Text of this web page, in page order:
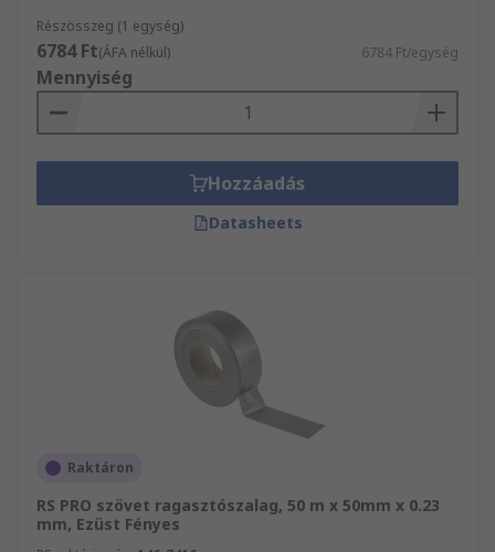
fóliával rendelkező kis tömegű
ragasztóanyag. Ez a szalag ideális olyan
ritka munkákhoz, ahol a hosszú élettartam
nem jelent problémát.
erősebb anyagból készült, keményebb
külső réteggel és vastagabb ragasztóva
rendelkezik. Ez a ragasztószalag
Professzionális minőségű ragasztószalag
: Ezek a nagyobb szilárdság, tartósság és
tapadás érdekében strongebb
hátlapanyaggal rendelkeznek, mint az ipari
építőipari dolgozók.
Részösszeg (1 egység)
6784 Ft(ÁFA nélkül) 6784 Ft/egység
Mennyiség
Hozzáadás
Datasheets
Raktáron
RS PRO szövet ragasztószalag, 50 m x 50mm x 0.23
mm, Ezüst Fényes